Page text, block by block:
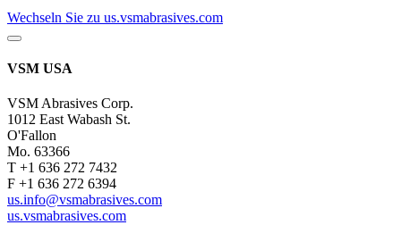
Wechseln Sie zu us.vsmabrasives.com
VSM USA
VSM Abrasives Corp.
1012 East Wabash St.
O'Fallon
Mo. 63366
T +1 636 272 7432
F +1 636 272 6394
us.info@vsmabrasives.com
us.vsmabrasives.com